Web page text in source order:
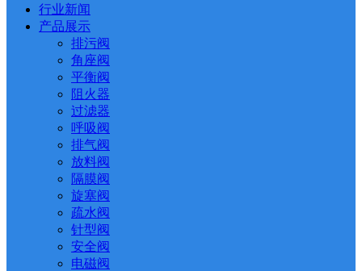
行业新闻
产品展示
排污阀
角座阀
平衡阀
阻火器
过滤器
呼吸阀
排气阀
放料阀
隔膜阀
旋塞阀
疏水阀
针型阀
安全阀
电磁阀